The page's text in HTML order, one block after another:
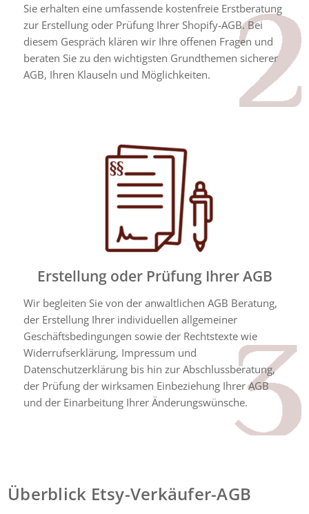
Sie erhalten eine umfassende kostenfreie Erstberatung
zur Erstellung oder Prüfung Ihrer Shopify-AGB. Bei
diesem Gespräch klären wir Ihre offenen Fragen und
beraten Sie zu den wichtigsten Grundthemen sicherer
AGB, Ihren Klauseln und Möglichkeiten.
Erstellung oder Prüfung Ihrer AGB
Wir begleiten Sie von der anwaltlichen AGB Beratung,
der Erstellung Ihrer individuellen allgemeiner
Geschäftsbedingungen sowie der Rechtstexte wie
Widerrufserklärung, Impressum und
Datenschutzerklärung bis hin zur Abschlussberatung,
der Prüfung der wirksamen Einbeziehung Ihrer AGB
und der Einarbeitung Ihrer Änderungswünsche.
Überblick Etsy-Verkäufer-AGB